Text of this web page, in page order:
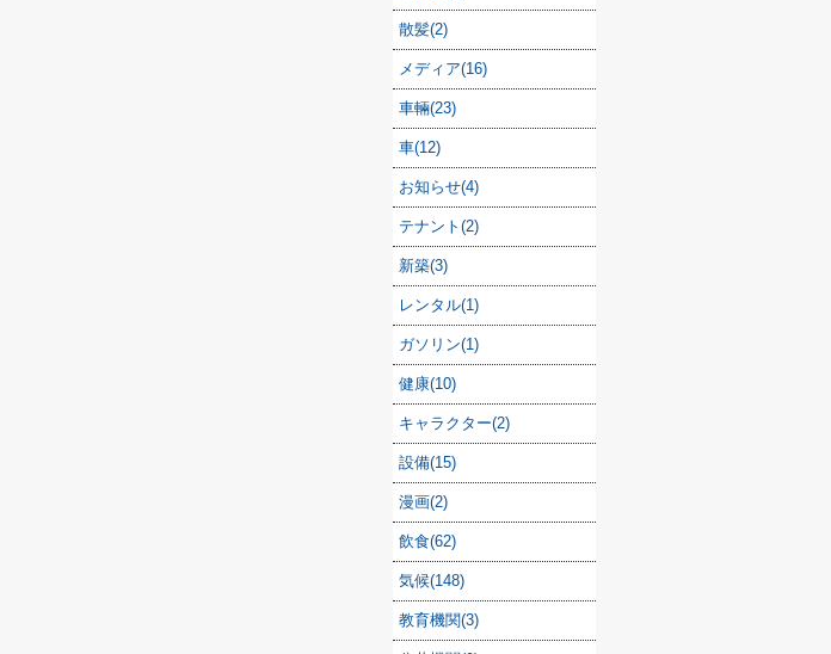
散髪(2)
メディア(16)
車輛(23)
車(12)
お知らせ(4)
テナント(2)
新築(3)
レンタル(1)
ガソリン(1)
健康(10)
キャラクター(2)
設備(15)
漫画(2)
飲食(62)
気候(148)
教育機関(3)